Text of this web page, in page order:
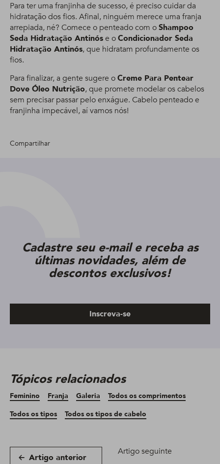
Para ter uma franjinha de sucesso, é preciso cuidar da
hidratação dos fios. Afinal, ninguém merece uma franja
arrepiada, né? Comece o penteado com oShampoo
Seda Hidratação Antinóse oCondicionador Seda
Hidratação Antinós, que hidratam profundamente os
fios.
Para finalizar, a gente sugere oCreme Para Pentear
Dove Óleo Nutrição, que promete modelar os cabelos
sem precisar passar pelo enxágue. Cabelo penteado e
franjinha impecável, aí vamos nós!
Compartilhar
Cadastre seu e-mail e receba as
últimas novidades, além de
descontos exclusivos!
Inscreva-se
Tópicos relacionados
Feminino Franja Galeria
Todos os comprimentos
Todos os tipos
Todos os tipos de cabelo
Artigo anterior
Artigo seguinte